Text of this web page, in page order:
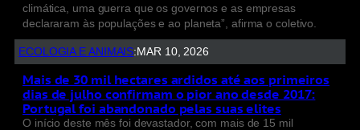
climática, uma guerra que os governos e as empresas
declararam às populações e ao planeta”, afirma o coletivo.
ECOLOGIA E ANIMAIS: MAR 10, 2026
Mais de 30 mil hectares ardidos até aos primeiros
dias de julho confirmam o pior ano desde 2017:
Portugal foi abandonado pelas suas elites
O início deste mês foi devastador, com mais de 15 mil